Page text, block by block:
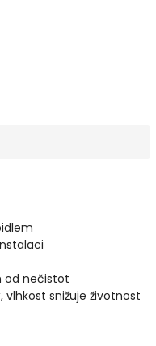
od nečistot
snižuje životnost